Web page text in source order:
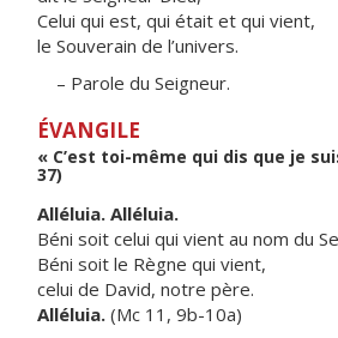
Celui qui est, qui était et qui vient,
le Souverain de l’univers.
– Parole du Seigneur.
ÉVANGILE
« C’est toi-même qui dis que je
37)
Alléluia. Alléluia.
Béni soit celui qui vient au nom du
Béni soit le Règne qui vient,
celui de David, notre père.
Alléluia. (Mc 11, 9b-10a)